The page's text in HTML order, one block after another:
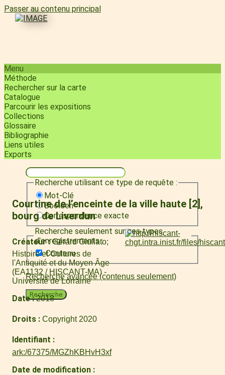
Passer au contenu principal
Menu
Méthode
Rechercher sur la carte
Catalogue
Parcourir les expositions
Collections
Glossaire
Bibliographie
Liens utiles
Exports
Recherche utilisant ce type de requête :
Mot-Clé
Booléen
Correspondance exacte
Recherche seulement sur ces types
d'enregistrements :
Contenu
Recherche avancée (contenus seulement)
Recherche
Courtine de l’enceinte de la ville haute [2],
bourg de Liverdun
Créateur
Gérard Giuliato
Histoire et Cultures de
l'Antiquité et du Moyen Âge
(EA1132 / HISCANT-MA) -
Université de Lorraine
Date 2018
Droits Copyright 2020
Identifiant
ark:/67375/MGZhKBHvH3xf
Date de modification